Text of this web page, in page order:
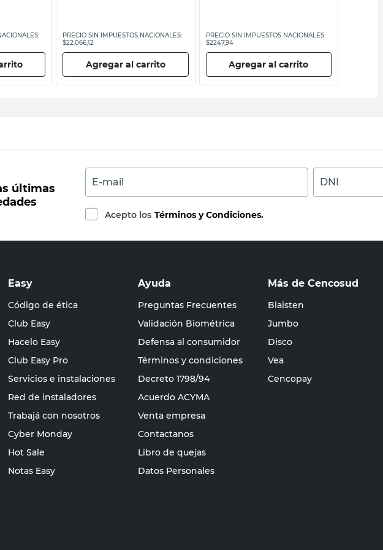
PRECIO SIN IMPUESTOS NACIONALES:
$22.066,12
Agregar al carrito
PRECIO SIN IMPUESTOS NACIONALES:
$2247,94
Agregar al carrito
últimas
E-mail DNI
Acepto los Términos y Condiciones.
Easy
Código de ética
Club Easy
Hacelo Easy
Club Easy Pro
Servicios e instalaciones
Red de instaladores
Trabajá con nosotros
Cyber Monday
Hot Sale
Notas Easy
Ayuda
Preguntas Frecuentes
Validación Biométrica
Defensa al consumidor
Términos y condiciones
Decreto 1798/94
Acuerdo ACYMA
Venta empresa
Contactanos
Libro de quejas
Datos Personales
Más de Cencosud
Blaisten
Jumbo
Disco
Vea
Cencopay